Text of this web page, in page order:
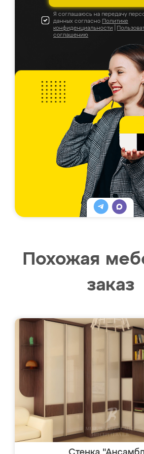
Я соглашаюсь на передачу
данных согласно Политике
конфиденциальности
соглашению
Похожая
заказ